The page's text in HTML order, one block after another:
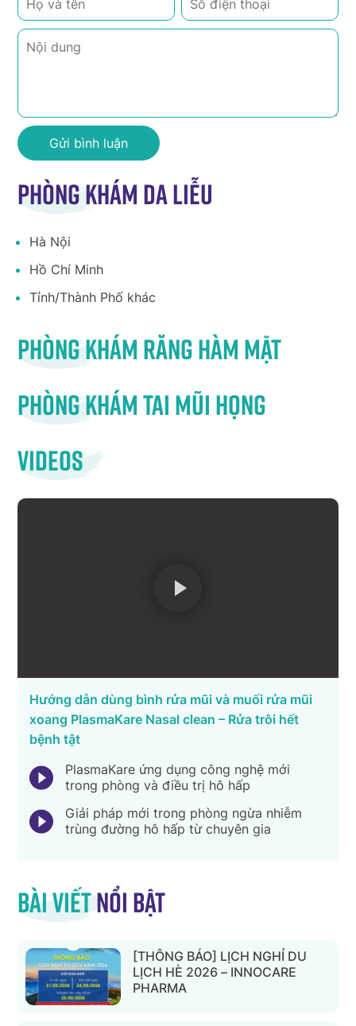
Phòng khám da liễu
Hà Nội
Hồ Chí Minh
Tỉnh/Thành Phố khác
Phòng khám răng hàm mặt
Phòng khám tai mũi họng
Videos
Hướng dẫn dùng bình rửa mũi và muối rửa mũi
xoang PlasmaKare Nasal clean – Rửa trôi hết
bệnh tật
PlasmaKare ứng dụng công nghệ mới
trong phòng và điều trị hô hấp
Giải pháp mới trong phòng ngừa nhiễm
trùng đường hô hấp từ chuyên gia
Bài viếtnổi bật
[THÔNG BÁO] LỊCH NGHỈ DU
LỊCH HÈ 2026 – INNOCARE
PHARMA